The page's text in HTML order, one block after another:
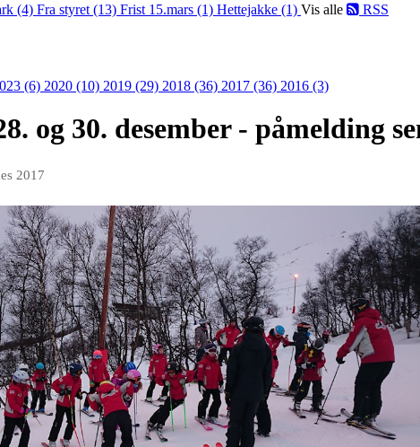
(4) Fra styret (13) Frist 15.mars (1) Hettejakke (1) Vis alle RSS
(6) 2020 (10) 2019 (29) 2018 (36) 2017 (36) 2016 (3)
og 30. desember - påmelding
2017